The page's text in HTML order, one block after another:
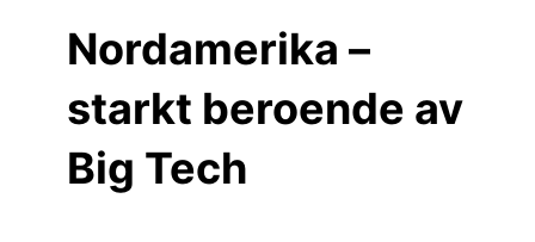
Nordamerika –
starkt beroende av
Big Tech